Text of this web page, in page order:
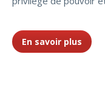
En savoir plus